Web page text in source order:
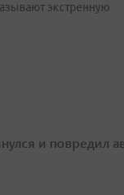
экстренную
и повредил